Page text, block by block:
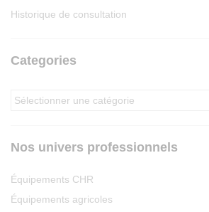
Historique de consultation
Categories
Nos univers professionnels
Équipements CHR
Équipements agricoles